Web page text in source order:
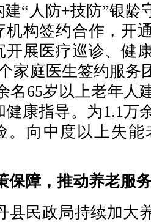
建“人防+技防”银龄
机构签约合作，开
开展医疗巡诊、健
家庭医生签约服务
名65岁以上老年人
健康指导。为1.1万
。向中度以上失
保障，推动养老服
县民政局持续加大